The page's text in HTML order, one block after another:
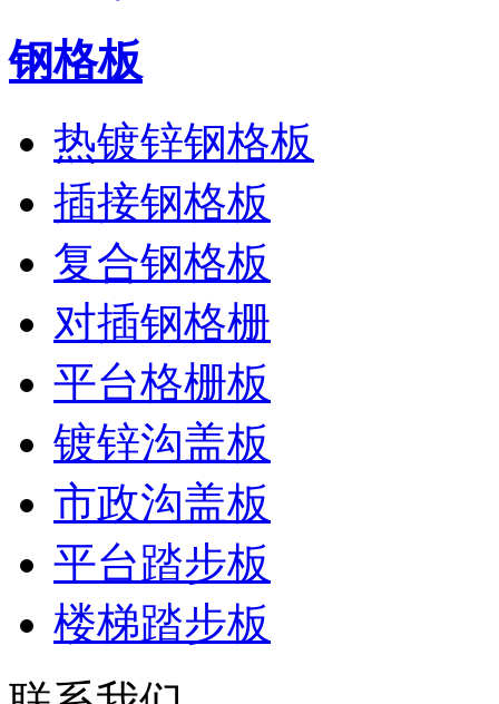
钢格板
热镀锌钢格板
插接钢格板
复合钢格板
对插钢格栅
平台格栅板
镀锌沟盖板
市政沟盖板
平台踏步板
楼梯踏步板